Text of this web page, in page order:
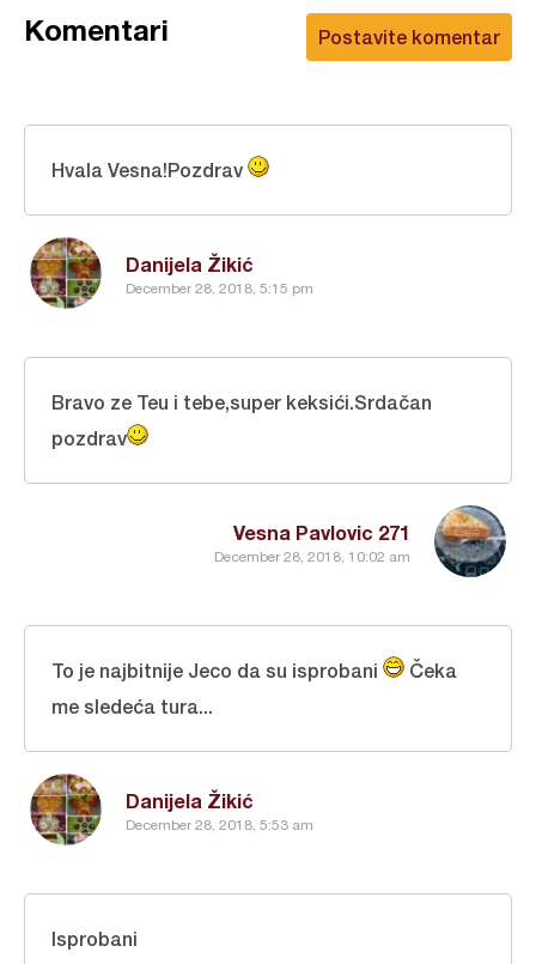
Postavite komentar
Komentari
Danijela Žikić
December 28, 2018, 5:15 pm
Hvala Vesna!Pozdrav
Vesna Pavlovic 271
December 28, 2018, 10:02 am
Bravo ze Teu i tebe,super keksići.Srdačan
pozdrav
Danijela Žikić
December 28, 2018, 5:53 am
To je najbitnije Jeco da su isprobani
Čeka
me sledeća tura...
Isprobani